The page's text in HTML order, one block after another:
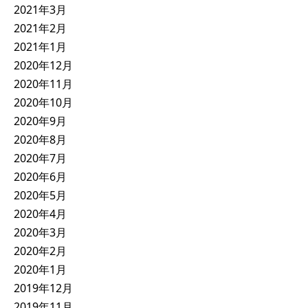
2021年3月
2021年2月
2021年1月
2020年12月
2020年11月
2020年10月
2020年9月
2020年8月
2020年7月
2020年6月
2020年5月
2020年4月
2020年3月
2020年2月
2020年1月
2019年12月